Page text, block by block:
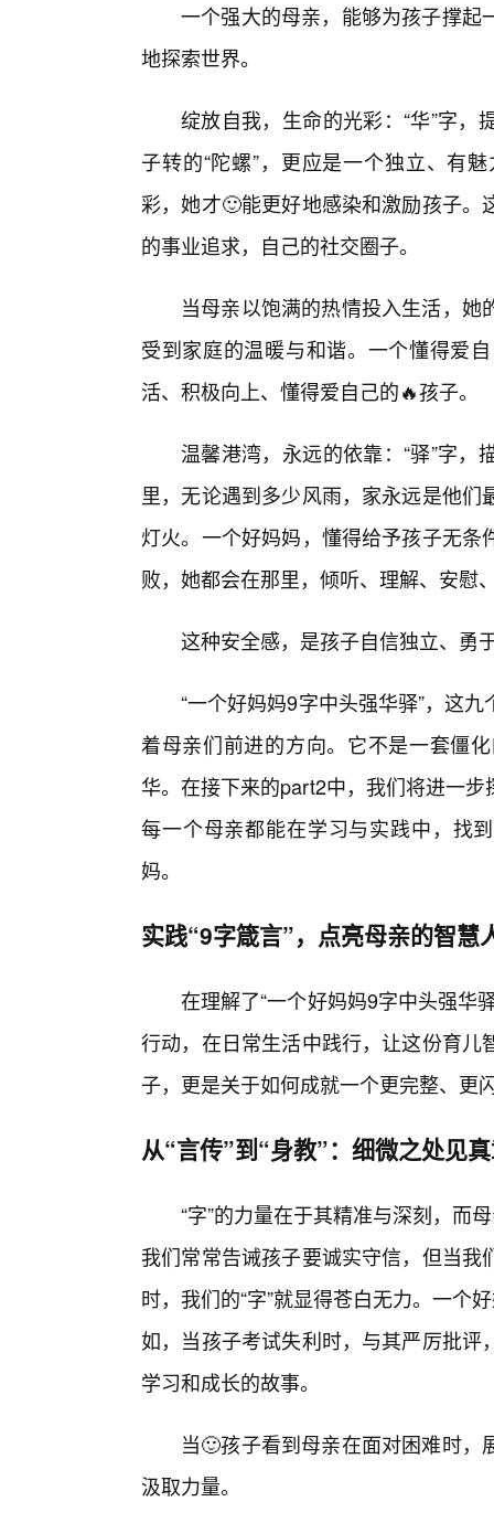
一个强大的母亲，能够为孩子撑起
地探索世界。
绽放自我，生命的光彩：“华”字
子转的“陀螺”，更应是一个独立、有
彩，她才🙂能更好地感染和激励孩子
的事业追求，自己的社交圈子。
当母亲以饱满的热情投入生活，
受到家庭的温暖与和谐。一个懂得爱
活、积极向上、懂得爱自己的🔥孩子。
温馨港湾，永远的依靠：“驿”字
里，无论遇到多少风雨，家永远是他
灯火。一个好妈妈，懂得给予孩子无
败，她都会在那里，倾听、理解、安慰
这种安全感，是孩子自信独立、勇
“一个好妈妈9字中头强华驿”，这
着母亲们前进的方向。它不是一套僵
华。在接下来的part2中，我们将进一
每一个母亲都能在学习与实践中，找
妈。
实践“9字箴言”，点亮母亲的智慧
在理解了“一个好妈妈9字中头强华
行动，在日常生活中践行，让这份育
子，更是关于如何成就一个更完整、更
从“言传”到“身教”：细微之处见
“字”的力量在于其精准与深刻，而
我们常常告诫孩子要诚实守信，但当
时，我们的“字”就显得苍白无力。一个
如，当孩子考试失利时，与其严厉批
学习和成长的故事。
当🙂孩子看到母亲在面对困难时
汲取力量。